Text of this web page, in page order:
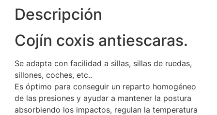
Descripción
Cojín coxis antiescaras.
Se adapta con facilidad a sillas, sillas de ruedas,
sillones, coches, etc..
Es óptimo para conseguir un reparto homogéneo
de las presiones y ayudar a mantener la postura
absorbiendo los impactos, regulan la temperatura